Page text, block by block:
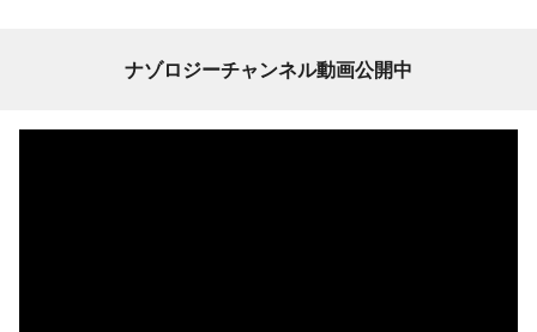
ナゾロジーチャンネル動画公開中